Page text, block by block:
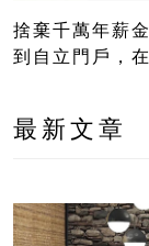
捨棄千萬年薪
到自立門戶，
最新文章